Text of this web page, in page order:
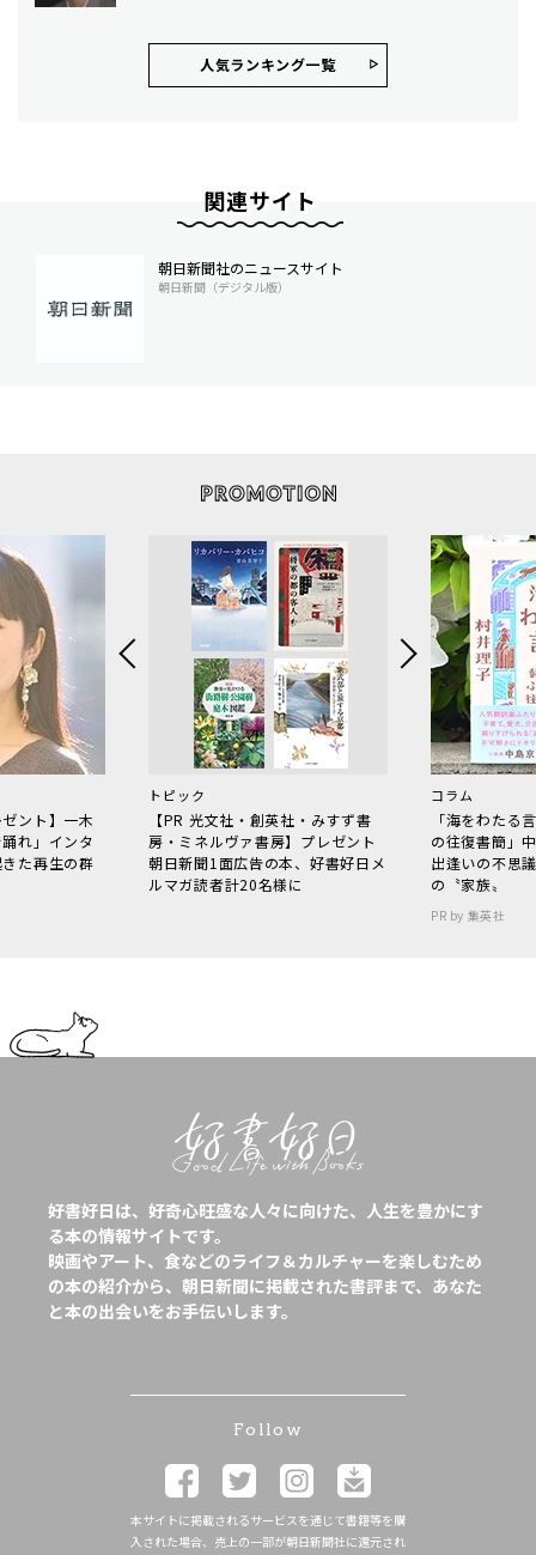
人気ランキング⼀覧
関連サイト
朝日新聞社のニュースサイト
朝日新聞（デジタル版）
ント】一木
れ」インタ
た再生の群
トピック
【PR 光文社・創英社・みすず書
房・ミネルヴァ書房】プレゼント
朝日新聞1面広告の本、好書好日メ
ルマガ読者計20名様に
コラム
「海をわた
の往復書簡」
出逢いの不思
の〝家族〟
PR by 集英社
好書好日は、好奇心旺盛な人々に向けた、人生を豊かにす
る本の情報サイトです。
映画やアート、食などのライフ＆カルチャーを楽しむため
の本の紹介から、朝日新聞に掲載された書評まで、あなた
と本の出会いをお手伝いします。
Follow
本サイトに掲載されるサービスを通じて書籍等を購
入された場合、売上の一部が朝日新聞社に還元され